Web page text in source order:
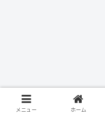
メニュー ホーム